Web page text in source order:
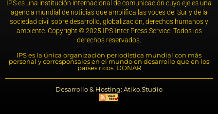
IPS es una institución internacional de comunicación cuyo eje es una
agencia mundial de noticias que amplifica las voces del Sur y de la
sociedad civil sobre desarrollo, globalización, derechos humanos y
ambiente. Copyright © 2025 IPS-Inter Press Service. Todos los
derechos reservados.
IPS es la única organización periodística mundial con más
personal y corresponsales en el mundo en desarrollo que en los
países ricos. DONAR
Desarrollo & Hosting: Atiko.Studio